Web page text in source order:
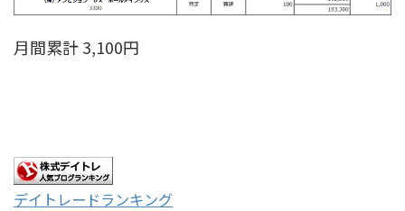
月間累計 3,100円
デイトレードランキング